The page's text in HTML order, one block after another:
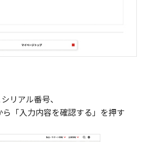
リアル番号、
「入力内容を確認する」を押す